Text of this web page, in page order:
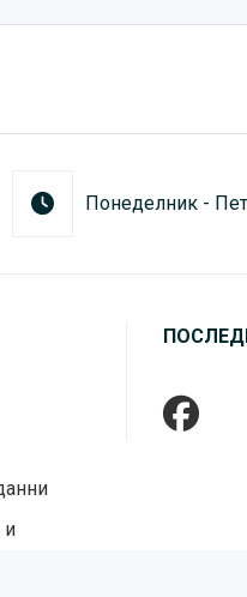
Понеделник -
и